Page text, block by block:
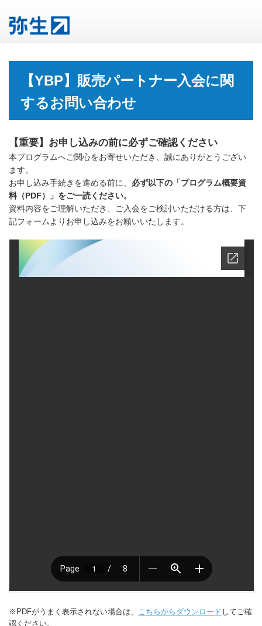
【YBP】販売パートナー入会に関
するお問い合わせ
【重要】お申し込みの前に必ずご確認ください
本プログラムへご関心をお寄せいただき、誠にありがとうござい
ます。
お申し込み手続きを進める前に、 必ず以下の「プログラム概要資
料（PDF）」をご一読ください。
資料内容をご理解いただき、ご入会をご検討いただける方は、下
記フォームよりお申し込みをお願いいたします。
※PDFがうまく表示されない場合は、 こちらからダウンロード してご確
認ください。